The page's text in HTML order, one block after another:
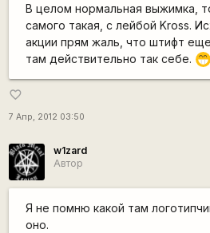
В целом нормальная выжимка,
самого такая, с лейбой Kross.
акции прям жаль, что штифт
там действительно так себе. ;D
favorite_border
7 Апр, 2012 03:50
w1zard
Автор
Я не помню какой там
оно.